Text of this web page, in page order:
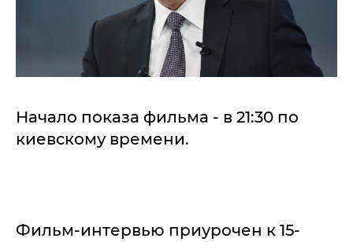
Начало показа фильма - в 21:30 по
киевскому времени.
Фильм-интервью приурочен к 15-